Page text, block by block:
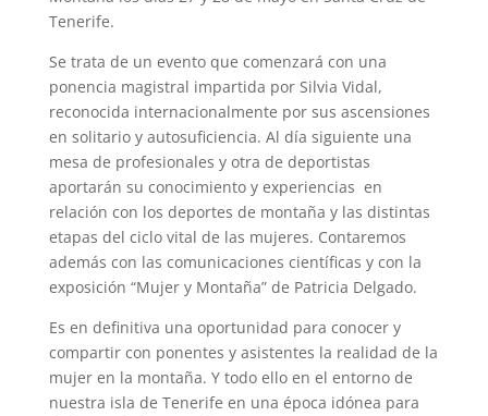
Tenerife.
Se trata de un evento que comenzará con una
ponencia magistral impartida por Silvia Vidal,
reconocida internacionalmente por sus ascensiones
en solitario y autosuficiencia. Al día siguiente una
mesa de profesionales y otra de deportistas
aportarán su conocimiento y experiencias en
relación con los deportes de montaña y las distintas
etapas del ciclo vital de las mujeres. Contaremos
además con las comunicaciones científicas y con la
exposición “Mujer y Montaña” de Patricia Delgado.
Es en definitiva una oportunidad para conocer y
compartir con ponentes y asistentes la realidad de la
mujer en la montaña. Y todo ello en el entorno de
nuestra isla de Tenerife en una época idónea para